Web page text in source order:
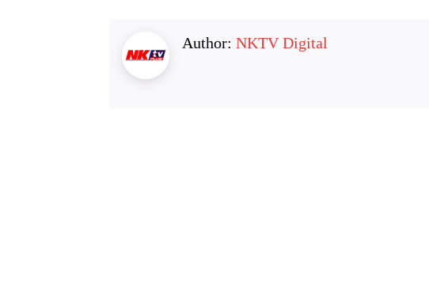
Author: NKTV Digital